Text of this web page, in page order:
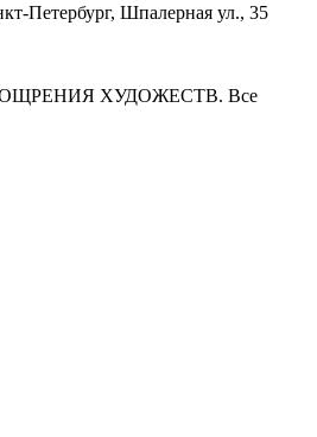
Петербург, Шпалерная ул., 35
ХУДОЖЕСТВ. Все